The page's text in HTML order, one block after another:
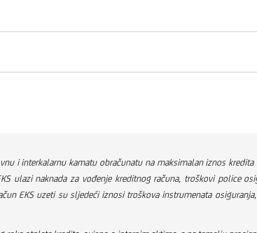
i interkalarnu kamatu obračunatu na maksimalan iznos
ulazi naknada za vođenje kreditnog računa, troškovi police
EKS uzeti su sljedeći iznosi troškova instrumenata